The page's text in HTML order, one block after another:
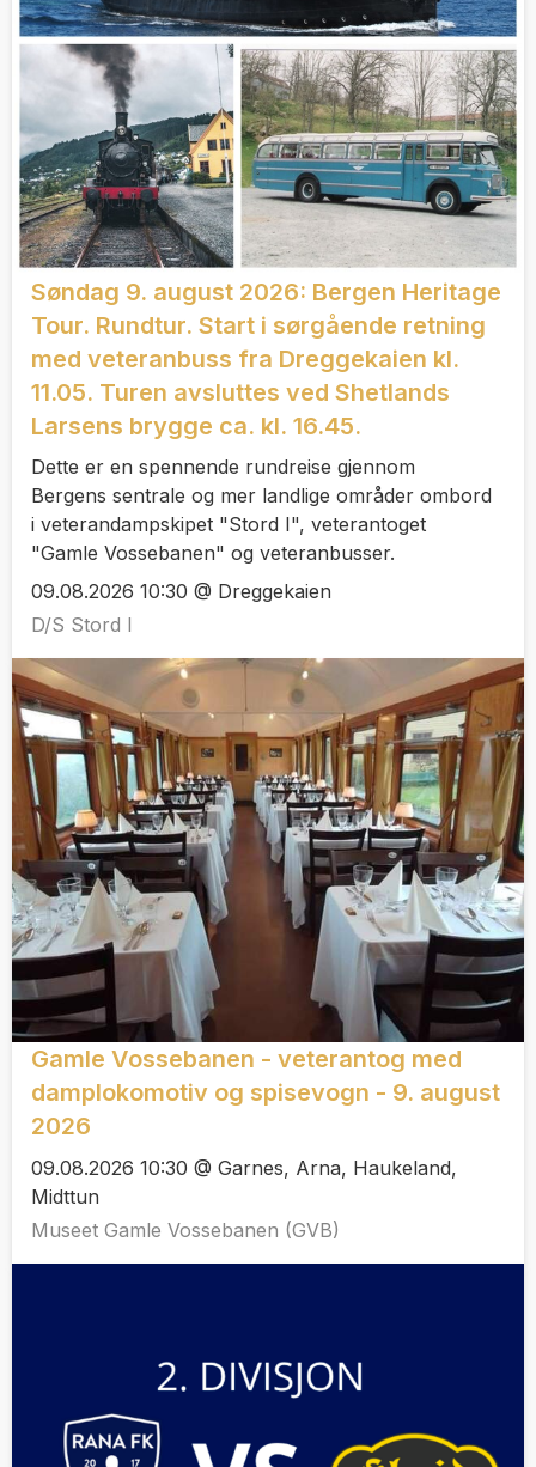
Søndag 9. august 2026: Bergen Heritage
Tour. Rundtur. Start i sørgående retning
med veteranbuss fra Dreggekaien kl.
11.05. Turen avsluttes ved Shetlands
Larsens brygge ca. kl. 16.45.
Dette er en spennende rundreise gjennom
Bergens sentrale og mer landlige områder ombord
i veterandampskipet "Stord I", veterantoget
"Gamle Vossebanen" og veteranbusser.
09.08.2026 10:30 @ Dreggekaien
D/S Stord I
Gamle Vossebanen - veterantog med
damplokomotiv og spisevogn - 9. august
2026
09.08.2026 10:30 @ Garnes, Arna, Haukeland,
Midttun
Museet Gamle Vossebanen (GVB)